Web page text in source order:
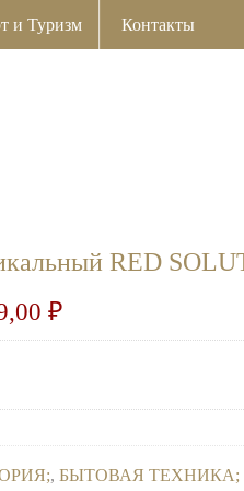
и Туризм Контакты
RED
₽
,БЫТОВАЯ ТЕХНИКА